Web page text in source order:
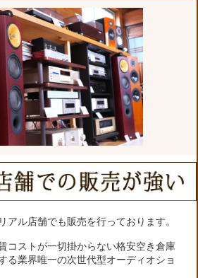
アル店舗でも販売を行っております。
コストが一切掛からない格安空き倉庫
る業界唯一の次世代型オーディオショ